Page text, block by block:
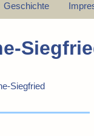
Geschichte
Siegfried